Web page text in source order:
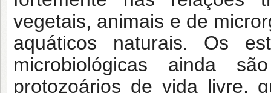
vegetais, animais e de
aquáticos naturais. Os
microbiológicas ainda
protozoários de vida livre,